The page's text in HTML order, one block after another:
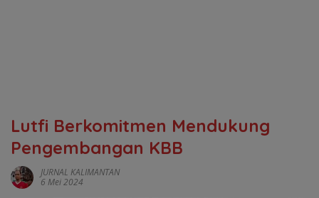
Lutfi Berkomitmen Mendukung
Pengembangan KBB
JURNAL KALIMANTAN
6 Mei 2024